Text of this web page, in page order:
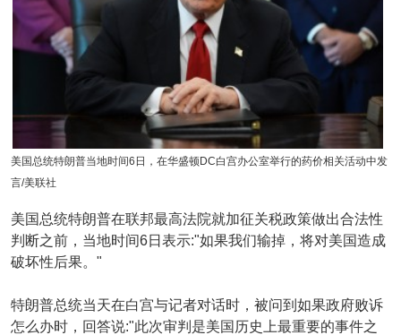
美国总统特朗普当地时间6日，在华盛顿DC白宫办公室举行的药价相关活动中发
言/美联社
美国总统特朗普在联邦最高法院就加征关税政策做出合法性
判断之前，当地时间6日表示:"如果我们输掉，将对美国造成
破坏性后果。"
特朗普总统当天在白宫与记者对话时，被问到如果政府败诉
怎么办时，回答说:"此次审判是美国历史上最重要的事件之